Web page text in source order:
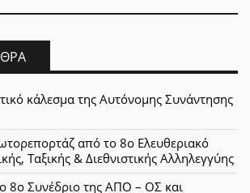
κάλεσμα της Αυτόνομης Συνάντησης
από το 8ο Ελευθεριακό
Ταξικής & Διεθνιστικής Αλληλεγγύης
8ο Συνέδριο της ΑΠΟ – ΟΣ και